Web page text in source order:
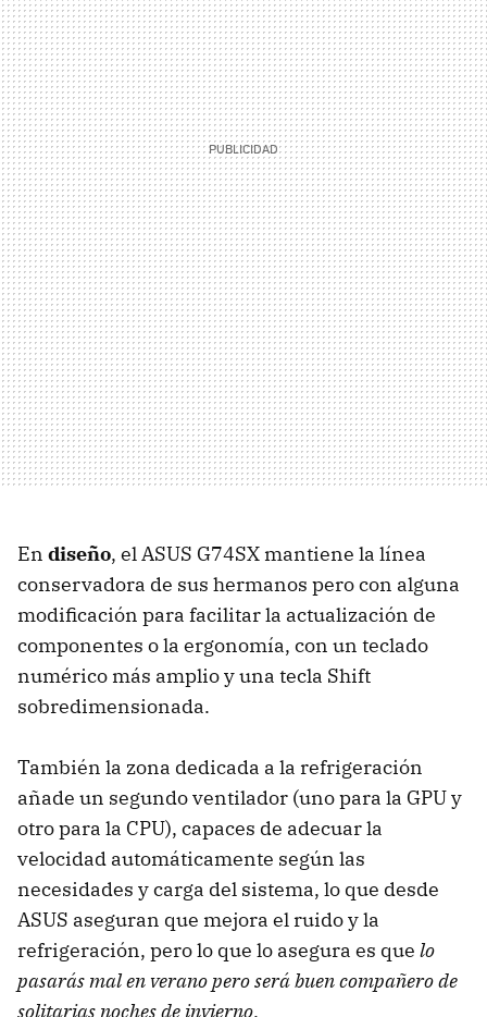
En diseño, el ASUS G74SX mantiene la línea
conservadora de sus hermanos pero con alguna
modificación para facilitar la actualización de
componentes o la ergonomía, con un teclado
numérico más amplio y una tecla Shift
sobredimensionada.
También la zona dedicada a la refrigeración
añade un segundo ventilador (uno para la GPUy
otro para la CPU), capaces de adecuar la
velocidad automáticamente según las
necesidades y carga del sistema, lo que desde
ASUS aseguran que mejora el ruido y la
refrigeración, pero lo que lo asegura es que lo
pasarás mal en verano pero será buen compañero de
solitarias noches de invierno.